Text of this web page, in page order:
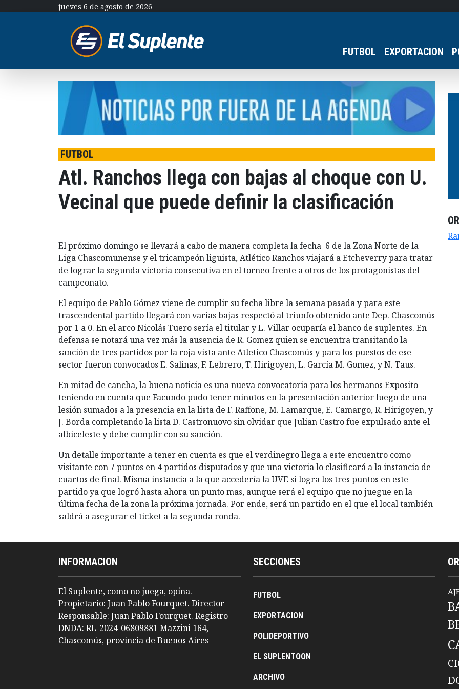
jueves 6 de agosto de 2026
FUTBOL EXPORTACION
FUTBOL
Atl. Ranchos llega con bajas al choque con U.
Vecinal que puede definir la clasificación
El próximo domingo se llevará a cabo de manera completa la fecha 6 de la Zona Norte de la
Liga Chascomunense y el tricampeón liguista, Atlético Ranchos viajará a Etcheverry para tratar
de lograr la segunda victoria consecutiva en el torneo frente a otros de los protagonistas del
campeonato.
El equipo de Pablo Gómez viene de cumplir su fecha libre la semana pasada y para este
trascendental partido llegará con varias bajas respectó al triunfo obtenido ante Dep. Chascomús
por 1 a 0. En el arco Nicolás Tuero sería el titular y L. Villar ocuparía el banco de suplentes. En
defensa se notará una vez más la ausencia de R. Gomez quien se encuentra transitando la
sanción de tres partidos por la roja vista ante Atletico Chascomús y para los puestos de ese
sector fueron convocados E. Salinas, F. Lebrero, T. Hirigoyen, L. García M. Gomez, y N. Taus.
En mitad de cancha, la buena noticia es una nueva convocatoria para los hermanos Exposito
teniendo en cuenta que Facundo pudo tener minutos en la presentación anterior luego de una
lesión sumados a la presencia en la lista de F. Raffone, M. Lamarque, E. Camargo, R. Hirigoyen, y
J. Borda completando la lista D. Castronuovo sin olvidar que Julian Castro fue expulsado ante el
albiceleste y debe cumplir con su sanción.
Un detalle importante a tener en cuenta es que el verdinegro llega a este encuentro como
visitante con 7 puntos en 4 partidos disputados y que una victoria lo clasificará a la instancia de
cuartos de final. Misma instancia a la que accedería la UVE si logra los tres puntos en este
partido ya que logró hasta ahora un punto mas, aunque será el equipo que no juegue en la
última fecha de la zona la próxima jornada. Por ende, será un partido en el que el local también
saldrá a asegurar el ticket a la segunda ronda.
INFORMACION
El Suplente, como no juega, opina.
Propietario: Juan Pablo Fourquet. Director
Responsable: Juan Pablo Fourquet. Registro
DNDA: RL-2024-06809881 Mazzini 164,
Chascomús, provincia de Buenos Aires
SECCIONES
FUTBOL
EXPORTACION
POLIDEPORTIVO
EL SUPLENTOON
ARCHIVO